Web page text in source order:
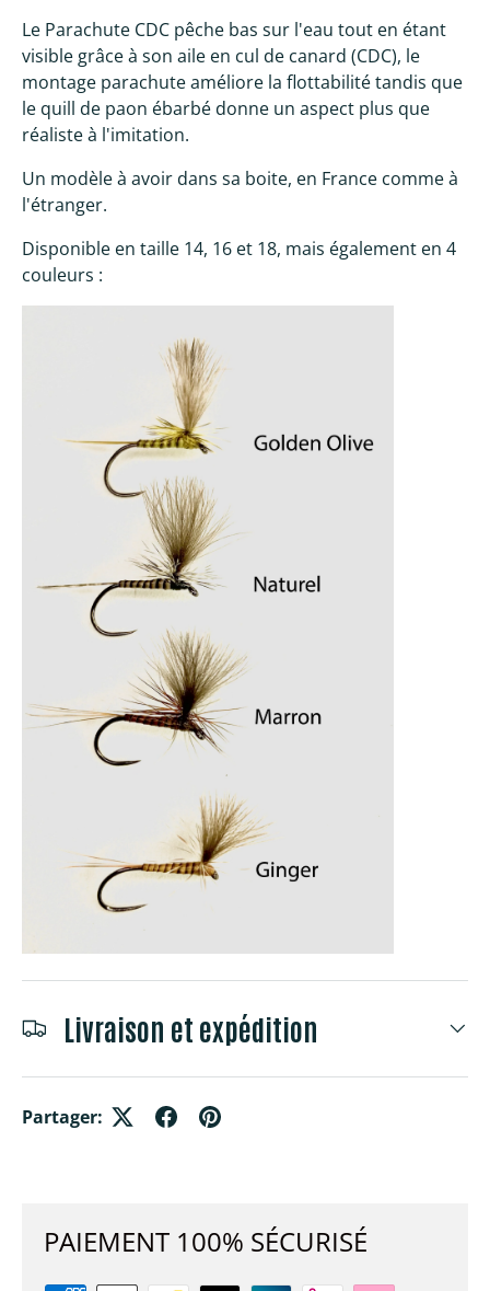
Le Parachute CDC pêche bas sur l'eau tout en étant
visible grâce à son aile en cul de canard (CDC), le
montage parachute améliore la flottabilité tandis que
le quill de paon ébarbé donne un aspect plus que
réaliste à l'imitation.
Un modèle à avoir dans sa boite, en France comme à
l'étranger.
Disponible en taille 14, 16 et 18, mais également en 4
couleurs :
Livraison et expédition
Partager:
PAIEMENT 100% SÉCURISÉ